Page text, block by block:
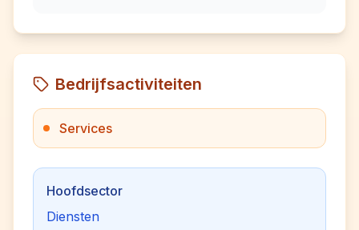
Bedrijfsactiviteiten
Services
Hoofdsector
Diensten